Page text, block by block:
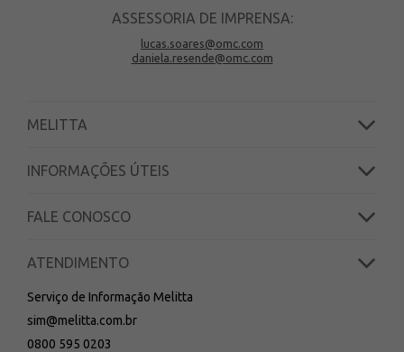
ASSESSORIA DE IMPRENSA:
lucas.soares@omc.com
daniela.resende@omc.com
MELITTA
INFORMAÇÕES ÚTEIS
FALE CONOSCO
ATENDIMENTO
Serviço de Informação Melitta
sim@melitta.com.br
0800 595 0203